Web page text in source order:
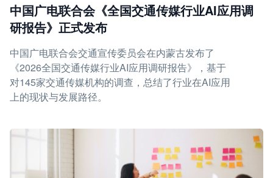
中国广电联合会《全国交通传媒行业AI应用调
研报告》正式发布
中国广电联合会交通宣传委员会在内蒙古发布了
《2026全国交通传媒行业AI应用调研报告》，基于
对145家交通传媒机构的调查，总结了行业在AI应用
上的现状与发展路径。